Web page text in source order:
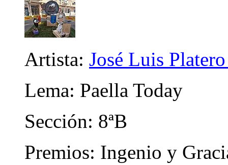
Artista: José Luis
Lema: Paella Today
Sección: 8ªB
Premios: Ingenio y